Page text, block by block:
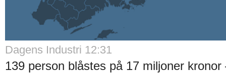
Dagens Industri 12:31
139 person blåstes på 17 miljoner kronor